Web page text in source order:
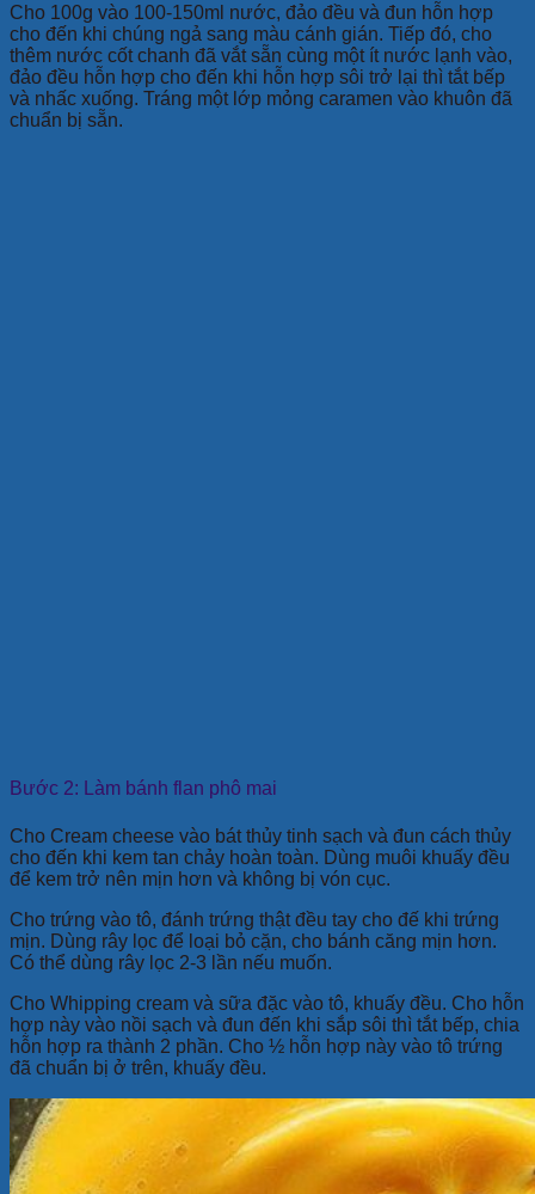
Cho 100g vào 100-150ml nước, đảo đều và đun hỗn hợp
cho đến khi chúng ngả sang màu cánh gián. Tiếp đó, cho
thêm nước cốt chanh đã vắt sẵn cùng một ít nước lạnh vào,
đảo đều hỗn hợp cho đến khi hỗn hợp sôi trở lại thì tắt bếp
và nhấc xuống. Tráng một lớp mỏng caramen vào khuôn đã
chuẩn bị sẵn.
Bước 2: Làm bánh flan phô mai
Cho Cream cheese vào bát thủy tinh sạch và đun cách thủy
cho đến khi kem tan chảy hoàn toàn. Dùng muôi khuấy đều
để kem trở nên mịn hơn và không bị vón cục.
Cho trứng vào tô, đánh trứng thật đều tay cho đế khi trứng
mịn. Dùng rây lọc để loại bỏ cặn, cho bánh căng mịn hơn.
Có thể dùng rây lọc 2-3 lần nếu muốn.
Cho Whipping cream và sữa đặc vào tô, khuấy đều. Cho hỗn
hợp này vào nồi sạch và đun đến khi sắp sôi thì tắt bếp, chia
hỗn hợp ra thành 2 phần. Cho ½ hỗn hợp này vào tô trứng
đã chuẩn bị ở trên, khuấy đều.